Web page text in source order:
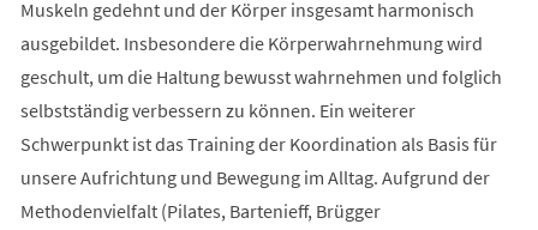
Muskeln gedehnt und der Körper insgesamt harmonisch
ausgebildet. Insbesondere die Körperwahrnehmung wird
geschult, um die Haltung bewusst wahrnehmen und folglich
selbstständig verbessern zu können. Ein weiterer
Schwerpunkt ist das Training der Koordination als Basis für
unsere Aufrichtung und Bewegung im Alltag. Aufgrund der
Methodenvielfalt (Pilates, Bartenieff, Brügger